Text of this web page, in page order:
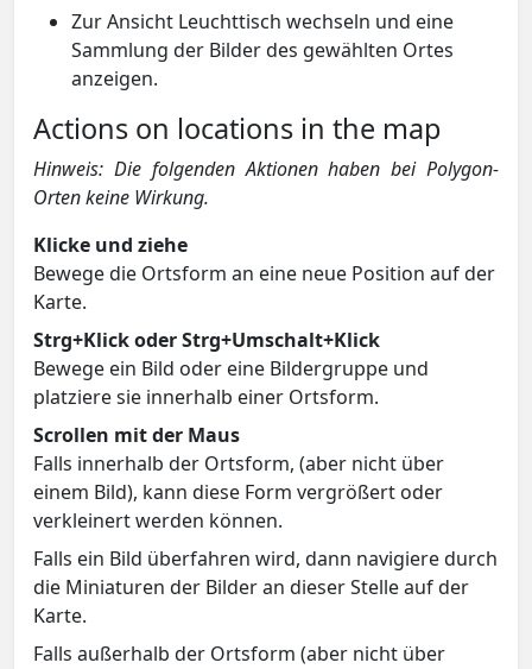
Zur Ansicht Leuchttisch wechseln und eine
Sammlung der Bilder des gewählten Ortes
anzeigen.
Actions on locations in the map
Hinweis: Die folgenden Aktionen haben bei Polygon-
Orten keine Wirkung.
Klicke und ziehe
Bewege die Ortsform an eine neue Position auf der
Karte.
Strg+Klick oder Strg+Umschalt+Klick
Bewege ein Bild oder eine Bildergruppe und
platziere sie innerhalb einer Ortsform.
Scrollen mit der Maus
Falls innerhalb der Ortsform, (aber nicht über
einem Bild), kann diese Form vergrößert oder
verkleinert werden können.
Falls ein Bild überfahren wird, dann navigiere durch
die Miniaturen der Bilder an dieser Stelle auf der
Karte.
Falls außerhalb der Ortsform (aber nicht über